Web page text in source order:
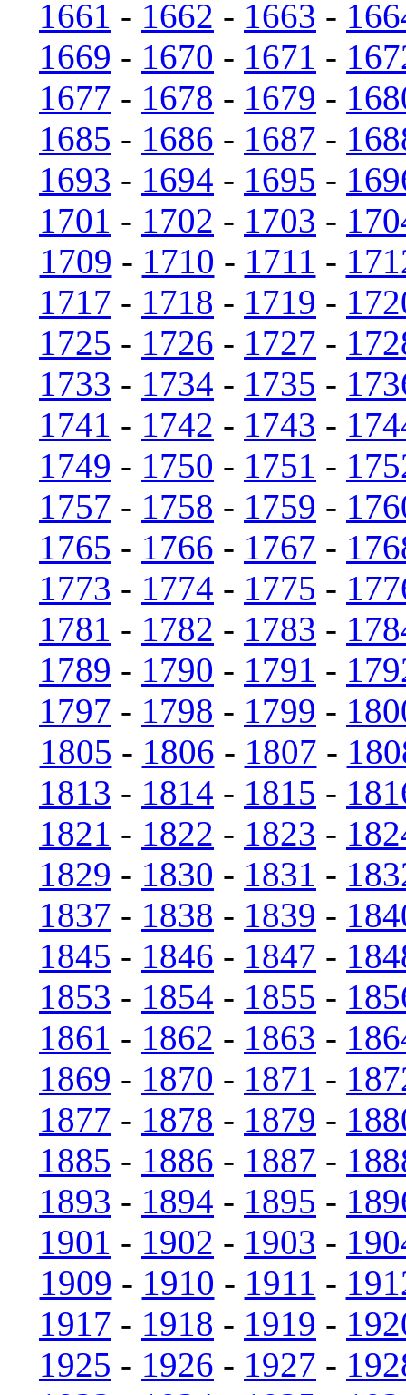
1661 - 1662 - 1663 -
1669 - 1670 - 1671 -
1677 - 1678 - 1679 -
1685 - 1686 - 1687 -
1693 - 1694 - 1695 -
1701 - 1702 - 1703 -
1709 - 1710 - 1711 -
1717 - 1718 - 1719 -
1725 - 1726 - 1727 -
1733 - 1734 - 1735 -
1741 - 1742 - 1743 -
1749 - 1750 - 1751 -
1757 - 1758 - 1759 -
1765 - 1766 - 1767 -
1773 - 1774 - 1775 -
1781 - 1782 - 1783 -
1789 - 1790 - 1791 -
1797 - 1798 - 1799 -
1805 - 1806 - 1807 -
1813 - 1814 - 1815 -
1821 - 1822 - 1823 -
1829 - 1830 - 1831 -
1837 - 1838 - 1839 -
1845 - 1846 - 1847 -
1853 - 1854 - 1855 -
1861 - 1862 - 1863 -
1869 - 1870 - 1871 -
1877 - 1878 - 1879 -
1885 - 1886 - 1887 -
1893 - 1894 - 1895 -
1901 - 1902 - 1903 -
1909 - 1910 - 1911 -
1917 - 1918 - 1919 -
1925 - 1926 - 1927 -